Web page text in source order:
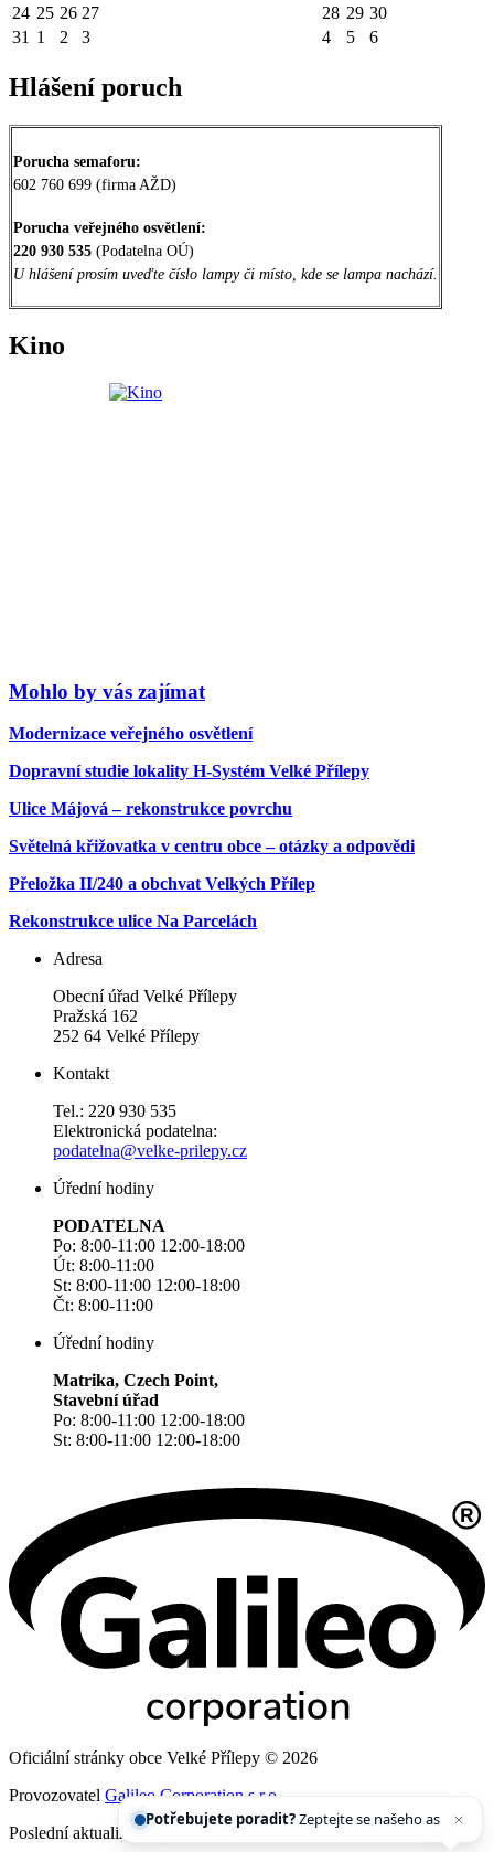
24 25 26 27 28 29 30
31 1 2 3 4 5 6
Hlášení poruch
Porucha semaforu:
602 760 699 (firma AŽD)
Porucha veřejného osvětlení:
220 930 535 (Podatelna OÚ)
U hlášení prosím uveďte číslo lampy či místo, kde se lampa nachází.
Kino
Mohlo by vás zajímat
Modernizace veřejného osvětlení
Dopravní studie lokality H-Systém Velké Přílepy
Ulice Májová – rekonstrukce povrchu
Světelná křižovatka v centru obce – otázky a odpovědi
Přeložka II/240 a obchvat Velkých Přílep
Rekonstrukce ulice Na Parcelách
Adresa
Obecní úřad Velké Přílepy
Pražská 162
252 64 Velké Přílepy
Kontakt
Tel.: 220 930 535
Elektronická podatelna:
podatelna@velke-prilepy.cz
Úřední hodiny
PODATELNA
Po: 8:00-11:00 12:00-18:00
Út: 8:00-11:00
St: 8:00-11:00 12:00-18:00
Čt: 8:00-11:00
Úřední hodiny
Matrika, Czech Point,
Stavební úřad
Po: 8:00-11:00 12:00-18:00
St: 8:00-11:00 12:00-18:00
Oficiální stránky obce Velké Přílepy © 2026
Provozovatel Galileo Corporation s.r.o.
Poslední aktualizace: 7. 8. 2026
Potřebujete poradit?Zeptejte se našeho asistenta
Chettyho.